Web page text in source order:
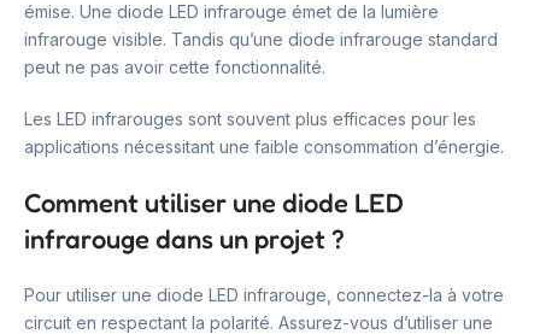
émise. Une diode LED infrarouge émet de la lumière
infrarouge visible. Tandis qu’une diode infrarouge standard
peut ne pas avoir cette fonctionnalité.
Les LED infrarouges sont souvent plus efficaces pour les
applications nécessitant une faible consommation d’énergie.
Comment utiliser une diode LED
infrarouge dans un projet ?
Pour utiliser une diode LED infrarouge, connectez-la à votre
circuit en respectant la polarité. Assurez-vous d’utiliser une